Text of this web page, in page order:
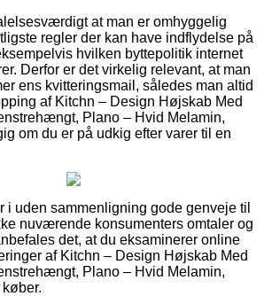
at man er omhyggelig
regler der kan have indflydelse på
hvilken byttepolitik internet
Derfor er det virkelig relevant, at man
ens kvitteringsmail, således man altid
af Kitchn – Design Højskab Med
Plano – Hvid Melamin,
om du er på udkig efter varer til en
i uden sammenligning gode genveje til
nuværende konsumenters omtaler og
det, at du eksaminerer online
af Kitchn – Design Højskab Med
Plano – Hvid Melamin,